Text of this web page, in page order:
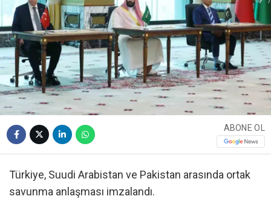
ABONE OL
Türkiye, Suudi Arabistan ve Pakistan arasında ortak
savunma anlaşması imzalandı.